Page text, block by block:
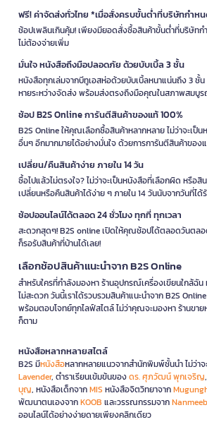
ฟรี! ค่าจัดส่งทั่วไทย *เมื่อสั่งครบขั้นต่ำที่บริษัทกำห
ช้อปเพลินเกินคุ้ม! เพียงมียอดสั่งซื้อสินค้าขั้นต่ำที่บริษัท
ไม่ต้องจ่ายเพิ่ม
มั่นใจ หนังสือถึงมือปลอดภัย ด้วยบับเบิ้ล 3 ชั้น
หนังสือทุกเล่มจากบีทูเอสห่อด้วยบับเบิ้ลหนาแน่นถึง 3 ชั้
หายระหว่างจัดส่ง พร้อมส่งตรงถึงมือคุณในสภาพสมบู
ช้อป B2S Online การันตีสินค้าของแท้ 100%
B2S Online ให้คุณเลือกซื้อสินค้าหลากหลาย ไม่ว่าจะเป็
อื่นๆ อีกมากมายได้อย่างมั่นใจ ด้วยการการันตีสินค้าของ
เปลี่ยน/คืนสินค้าง่าย ภายใน 14 วัน
ซื้อไปแล้วไม่ตรงใจ? ไม่ว่าจะเป็นหนังสือที่เลือกผิด หรือ
เปลี่ยนหรือคืนสินค้าได้ง่าย ๆ ภายใน 14 วันนับจากวันที่ได้
ช้อปออนไลน์ได้ตลอด 24 ชั่วโมง ทุกที่ ทุกเวลา
สะดวกสุดๆ! B2S online เปิดให้คุณช้อปได้ตลอดวันตลอ
ก็รอรับสินค้าที่บ้านได้เลย!
เลือกช้อปสินค้าแนะนำจาก B2S Online
สำหรับใครที่กำลังมองหา ร้านอุปกรณ์เครื่องเขียนใกล้ฉัน
ไม่สะดวก วันนี้เราได้รวบรวมสินค้าแนะนำจาก B2S
พร้อมตอบโจทย์ทุกไลฟ์สไตล์ ไม่ว่าคุณจะมองหา ร้านขา
ก็ตาม
หนังสือหลากหลายสไตล์
B2S มีหนังสือหลากหลายแนวจากสำนักพิมพ์ชั้นนำ ไม่ว่า
Lavender, ตำราเรียนเข้มข้นของดร. ศุภวัฒน์ พุกเจริญ
บุญ, หนังสือเด็กจากMIS หนังสือจิตวิทยาจาก
พัฒนาตนเองจากKOOB และวรรณกรรมจาก
ออนไลน์ได้อย่างง่ายดายเพียงคลิกเดียว